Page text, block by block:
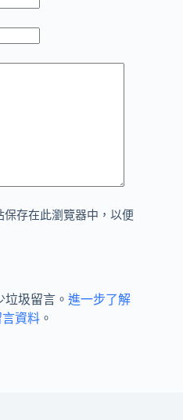
存在此瀏覽器中，以便
垃圾留言。 進一步了解
言資料 。